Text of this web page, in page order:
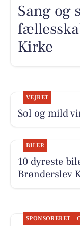
Sang og
Kirke
VEJRET
Sol og mild
BILER
10 dyreste
Brønderslev
SPONSORERET